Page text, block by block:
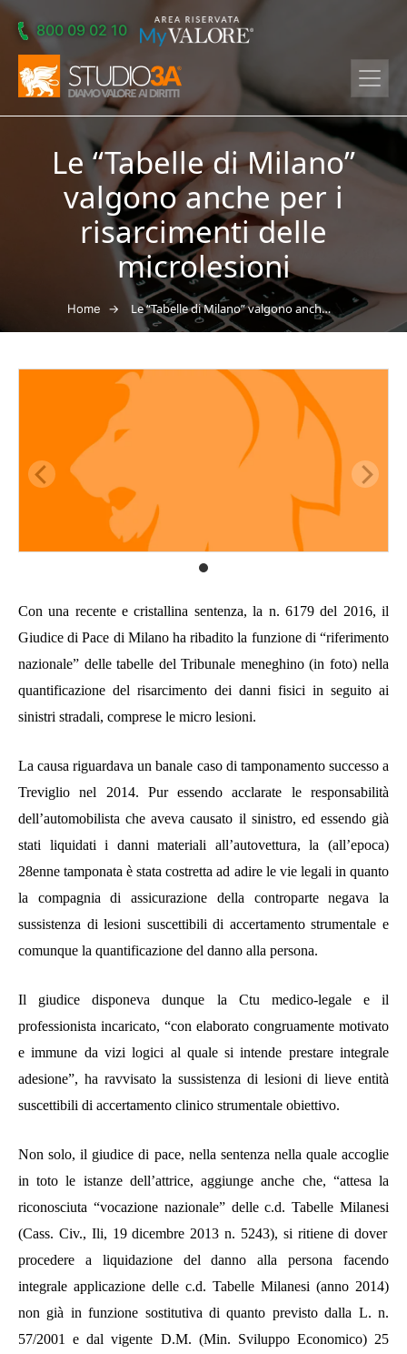
Skip to main content
800 09 02 10
Le “Tabelle di Milano”
valgono anche per i
risarcimenti delle
microlesioni
Home → Le “Tabelle di Milano” valgono anche per i risarcimenti delle microlesioni
Con una recente e cristallina sentenza, la n. 6179 del 2016, il
Giudice di Pace di Milano ha ribadito la funzione di “riferimento
nazionale” delle tabelle del Tribunale meneghino (in foto) nella
quantificazione del risarcimento dei danni fisici in seguito ai
sinistri stradali, comprese le micro lesioni.
La causa riguardava un banale caso di tamponamento successo a
Treviglio nel 2014. Pur essendo acclarate le responsabilità
dell’automobilista che aveva causato il sinistro, ed essendo già
stati liquidati i danni materiali all’autovettura, la (all’epoca)
28enne tamponata è stata costretta ad adire le vie legali in quanto
la compagnia di assicurazione della contropartenegava la
sussistenza di lesioni suscettibili di accertamento strumentale e
comunque la quantificazione del danno alla persona.
Il giudice disponeva dunque la Ctu medico-legale e il
professionista incaricato, “con elaborato congruamente motivato
e immune da vizi logici al quale si intende prestare integrale
adesione”, ha ravvisato la sussistenza di lesioni di lieve entità
suscettibili di accertamento clinico strumentale obiettivo.
Non solo, il giudice di pace, nella sentenza nella quale accoglie
in toto le istanze dell’attrice, aggiunge anche che, “attesa la
riconosciuta “vocazione nazionale” delle c.d.Tabelle Milanesi
(Cass. Civ., Ili, 19 dicembre 2013 n. 5243), si ritiene di dover
procedere a liquidazione del danno alla persona facendo
integrale applicazione delle c.d. Tabelle Milanesi (anno 2014)
non già in funzione sostitutiva di quanto previsto dalla L. n.
57/2001 e dal vigente D.M. (Min. Sviluppo Economico) 25